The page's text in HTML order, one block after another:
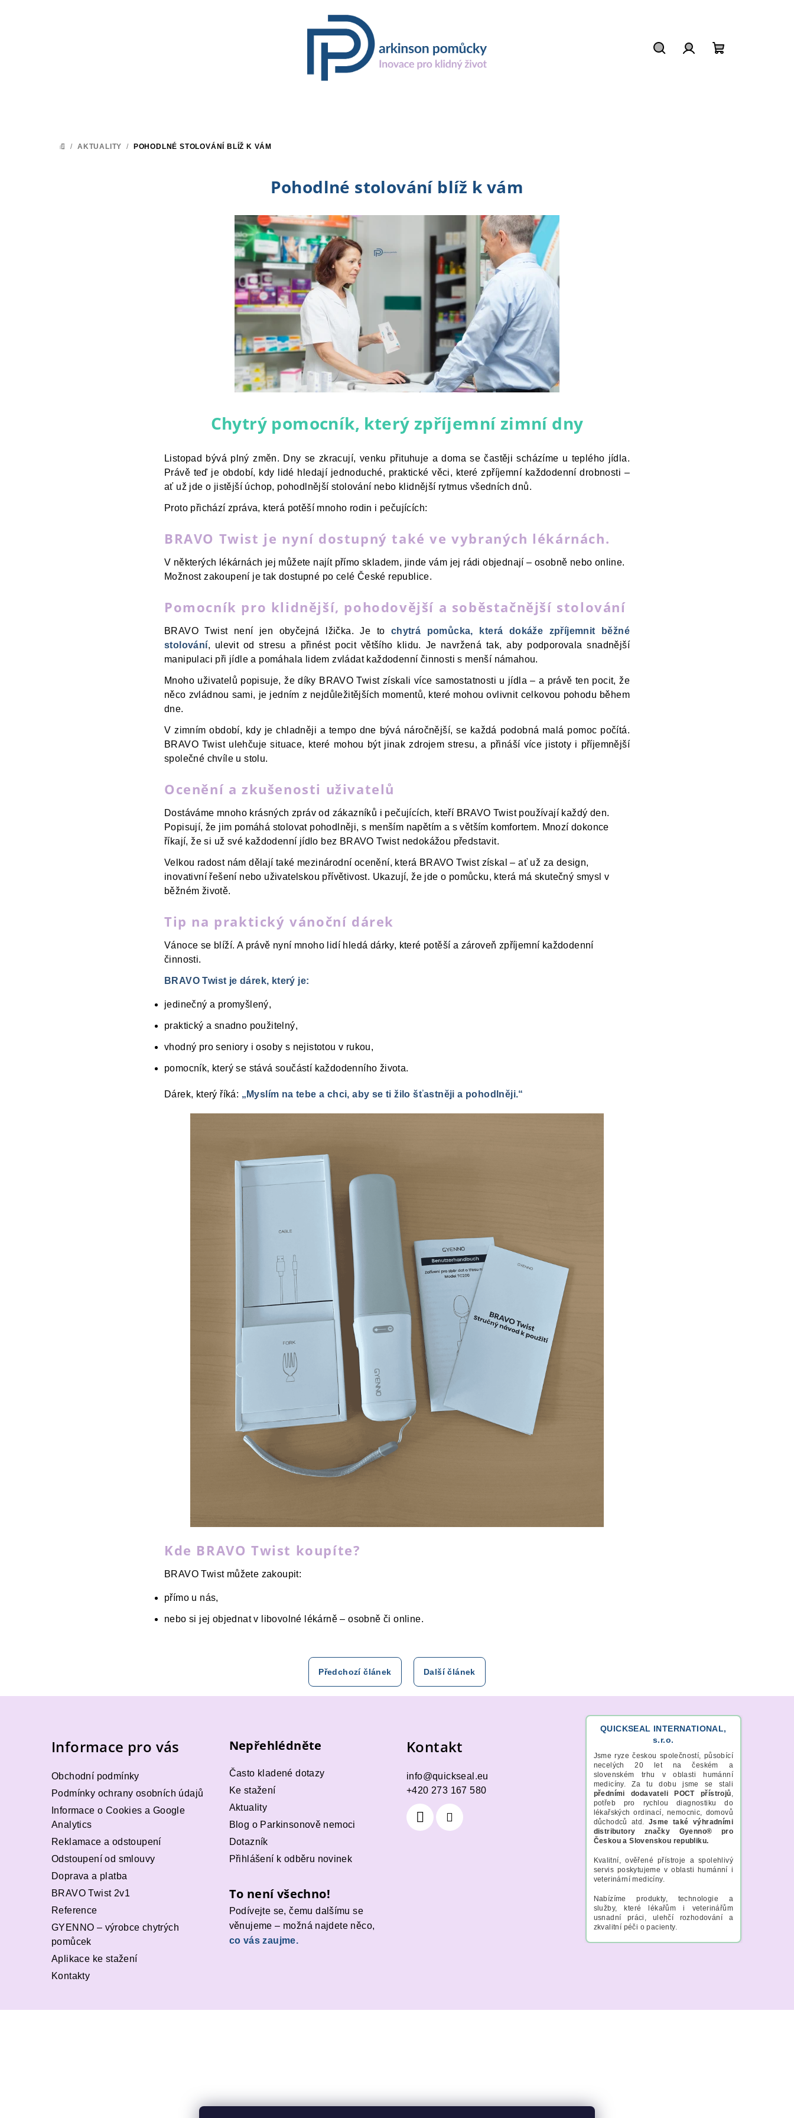
DOMŮ
/ AKTUALITY / POHODLNÉ STOLOVÁNÍ BLÍŽ K VÁM
Pohodlné stolování blíž k vám
Chytrý pomocník, který zpříjemní zimní dny
Listopad bývá plný změn. Dny se zkracují, venku přituhuje a doma se častěji scházíme u teplého jídla.
Právě teď je období, kdy lidé hledají jednoduché, praktické věci, které zpříjemní každodenní drobnosti –
ať už jde o jistější úchop, pohodlnější stolování nebo klidnější rytmus všedních dnů.
Proto přichází zpráva, která potěší mnoho rodin i pečujících:
BRAVO Twist je nyní dostupný také ve vybraných lékárnách.
V některých lékárnách jej můžete najít přímo skladem, jinde vám jej rádi objednají – osobně nebo online.
Možnost zakoupení je tak dostupné po celé České republice.
Pomocník pro klidnější, pohodovější a soběstačnější stolování
BRAVO Twist není jen obyčejná lžička. Je to chytrá pomůcka, která dokáže zpříjemnit běžné
stolování, ulevit od stresu a přinést pocit většího klidu. Je navržená tak, aby podporovala snadnější
manipulaci při jídle a pomáhala lidem zvládat každodenní činnosti s menší námahou.
Mnoho uživatelů popisuje, že díky BRAVO Twist získali více samostatnosti u jídla – a právě ten pocit, že
něco zvládnou sami, je jedním z nejdůležitějších momentů, které mohou ovlivnit celkovou pohodu během
dne.
V zimním období, kdy je chladněji a tempo dne bývá náročnější, se každá podobná malá pomoc počítá.
BRAVO Twist ulehčuje situace, které mohou být jinak zdrojem stresu, a přináší více jistoty i příjemnější
společné chvíle u stolu.
Ocenění a zkušenosti uživatelů
Dostáváme mnoho krásných zpráv od zákazníků i pečujících, kteří BRAVO Twist používají každý den.
Popisují, že jim pomáhá stolovat pohodlněji, s menším napětím a s větším komfortem. Mnozí dokonce
říkají, že si už své každodenní jídlo bez BRAVO Twist nedokážou představit.
Velkou radost nám dělají také mezinárodní ocenění, která BRAVO Twist získal – ať už za design,
inovativní řešení nebo uživatelskou přívětivost. Ukazují, že jde o pomůcku, která má skutečný smysl v
běžném životě.
Tip na praktický vánoční dárek
Vánoce se blíží. A právě nyní mnoho lidí hledá dárky, které potěší a zároveň zpříjemní každodenní
činnosti.
BRAVO Twist je dárek, který je:
jedinečný a promyšlený,
praktický a snadno použitelný,
vhodný pro seniory i osoby s nejistotou v rukou,
pomocník, který se stává součástí každodenního života.
Dárek, který říká: „Myslím na tebe a chci, aby se ti žilo šťastněji a pohodlněji.“
Kde BRAVO Twist koupíte?
BRAVO Twist můžete zakoupit:
přímo u nás,
nebo si jej objednat v libovolné lékárně – osobně či online.
Předchozí článek Další článek
Informace pro vás
Obchodní podmínky
Podmínky ochrany osobních údajů
Informace o Cookies a Google
Analytics
Reklamace a odstoupení
Odstoupení od smlouvy
Doprava a platba
BRAVO Twist 2v1
Reference
GYENNO – výrobce chytrých
pomůcek
Aplikace ke stažení
Kontakty
Nepřehlédněte
Často kladené dotazy
Ke stažení
Aktuality
Blog o Parkinsonově nemoci
Dotazník
Přihlášení k odběru novinek
To není všechno!
Podívejte se, čemu dalšímu se
věnujeme – možná najdete něco,
co vás zaujme.
Kontakt
info@quickseal.eu
+420 273 167 580
QUICKSEAL INTERNATIONAL,
s.r.o.
Jsme ryze českou společností, působící
necelých 20 let na českém a
slovenském trhu v oblasti humánní
medicíny. Za tu dobu jsme se stali
předními dodavateli POCT přístrojů,
potřeb pro rychlou diagnostiku do
lékařských ordinací, nemocnic, domovů
důchodců atd.Jsme také výhradními
distributory značky Gyenno® pro
Českou a Slovenskou republiku.
Kvalitní, ověřené přístroje a spolehlivý
servis poskytujeme v oblasti humánní i
veterinární medicíny.
Nabízíme produkty, technologie a
služby, které lékařům i veterinářům
usnadní práci, ulehčí rozhodování a
zkvalitní péči o pacienty.
#ProParkinson